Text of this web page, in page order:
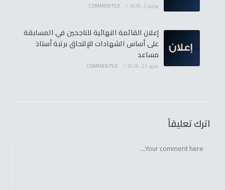
يونيو 2, 2026 /
0 COMMENTS
إعلان القائمة النهائية للناجحين في المسابقة
على أساس الشهادات للإلتحاق برتبة أستاذ
مساعد
مايو 21, 2026 /
0 COMMENTS
اترك تعليقاً